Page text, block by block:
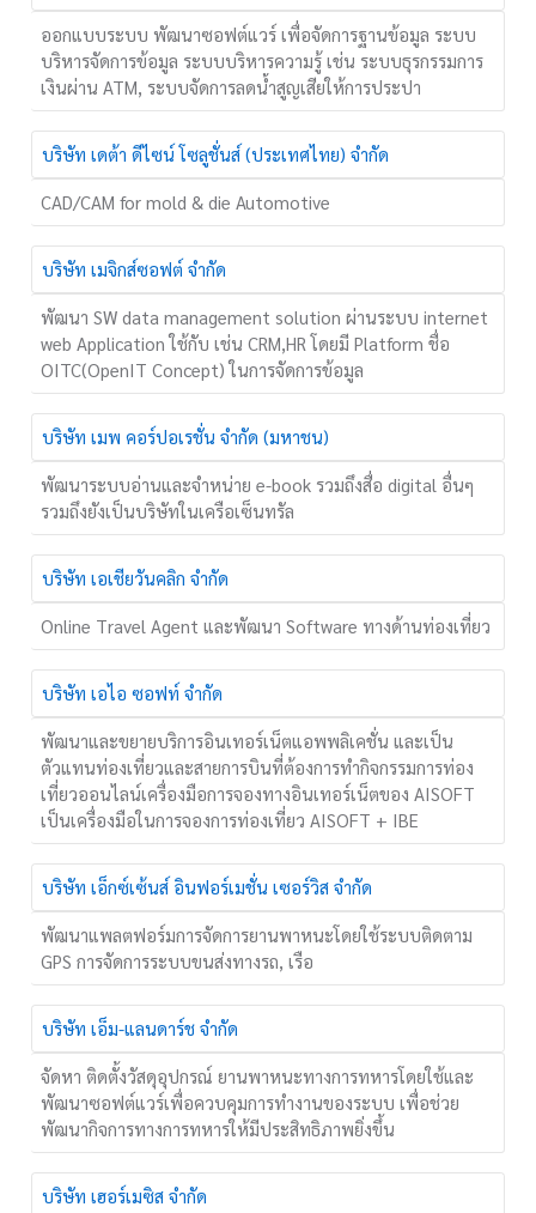
ออกแบบระบบ พัฒนาซอฟต์แวร์ เพื่อจัดการฐานข้อมูล ระบบ
บริหารจัดการข้อมูล ระบบบริหารความรู้ เช่น ระบบธุรกรรมการ
เงินผ่าน ATM, ระบบจัดการลดน้ำสูญเสียให้การประปา
บริษัท เดต้า ดีไซน์ โซลูชั่นส์ (ประเทศไทย) จำกัด
CAD/CAM for mold & die Automotive
บริษัท เมจิกส์ซอฟต์ จำกัด
พัฒนา SW data management solution ผ่านระบบ internet
web Application ใช้กับ เช่น CRM,HR โดยมี Platform ชื่อ
OITC(OpenIT Concept) ในการจัดการข้อมูล
บริษัท เมพ คอร์ปอเรชั่น จำกัด (มหาชน)
พัฒนาระบบอ่านและจำหน่าย e-book รวมถึงสื่อ digital อื่นๆ
รวมถึงยังเป็นบริษัทในเครือเซ็นทรัล
บริษัท เอเชียวันคลิก จำกัด
Online Travel Agent และพัฒนา Software ทางด้านท่องเที่ยว
บริษัท เอไอ ซอฟท์ จำกัด
พัฒนาและขยายบริการอินเทอร์เน็ตแอพพลิเคชั่น และเป็น
ตัวแทนท่องเที่ยวและสายการบินที่ต้องการทำกิจกรรมการท่อง
เที่ยวออนไลน์เครื่องมือการจองทางอินเทอร์เน็ตของ AISOFT
เป็นเครื่องมือในการจองการท่องเที่ยว AISOFT + IBE
บริษัท เอ็กซ์เซ้นส์ อินฟอร์เมชั่น เซอร์วิส จำกัด
พัฒนาแพลตฟอร์มการจัดการยานพาหนะโดยใช้ระบบติดตาม
GPS การจัดการระบบขนส่งทางรถ, เรือ
บริษัท เอ็ม-แลนดาร์ช จำกัด
จัดหา ติดตั้งวัสดุอุปกรณ์ ยานพาหนะทางการทหารโดยใช้และ
พัฒนาซอฟต์แวร์เพื่อควบคุมการทำงานของระบบ เพื่อช่วย
พัฒนากิจการทางการทหารให้มีประสิทธิภาพยิ่งขึ้น
บริษัท เฮอร์เมซิส จำกัด